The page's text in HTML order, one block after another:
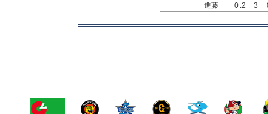
進藤
0 .2 3